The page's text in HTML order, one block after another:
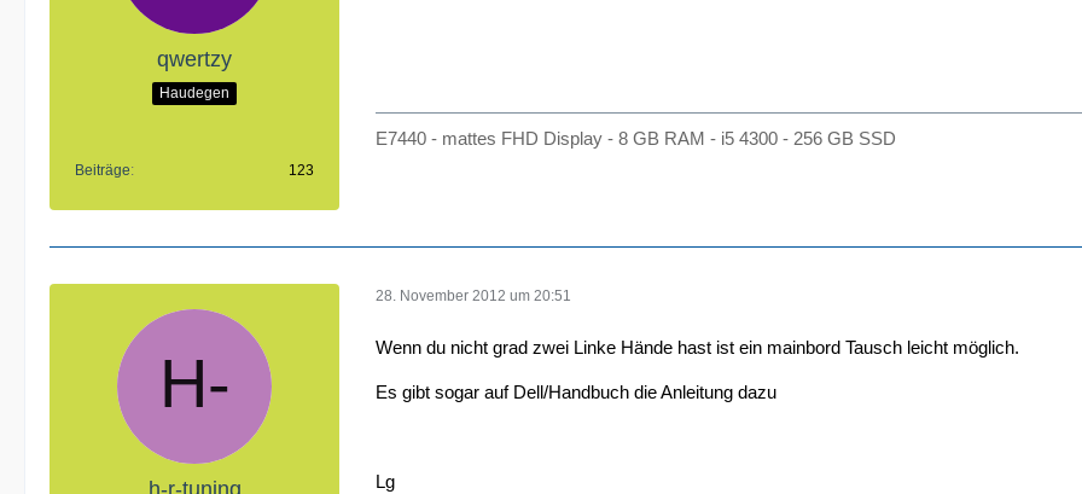
qwertzy
Haudegen
Beiträge 123
E7440 - mattes FHD Display - 8 GB RAM - i5 4300 - 256 GB SSD
h-r-tuning
28. November 2012 um 20:51
Wenn du nicht grad zwei Linke Hände hast ist ein mainbord Tausch leicht möglich.
Es gibt sogar auf Dell/Handbuch die Anleitung dazu
Lg